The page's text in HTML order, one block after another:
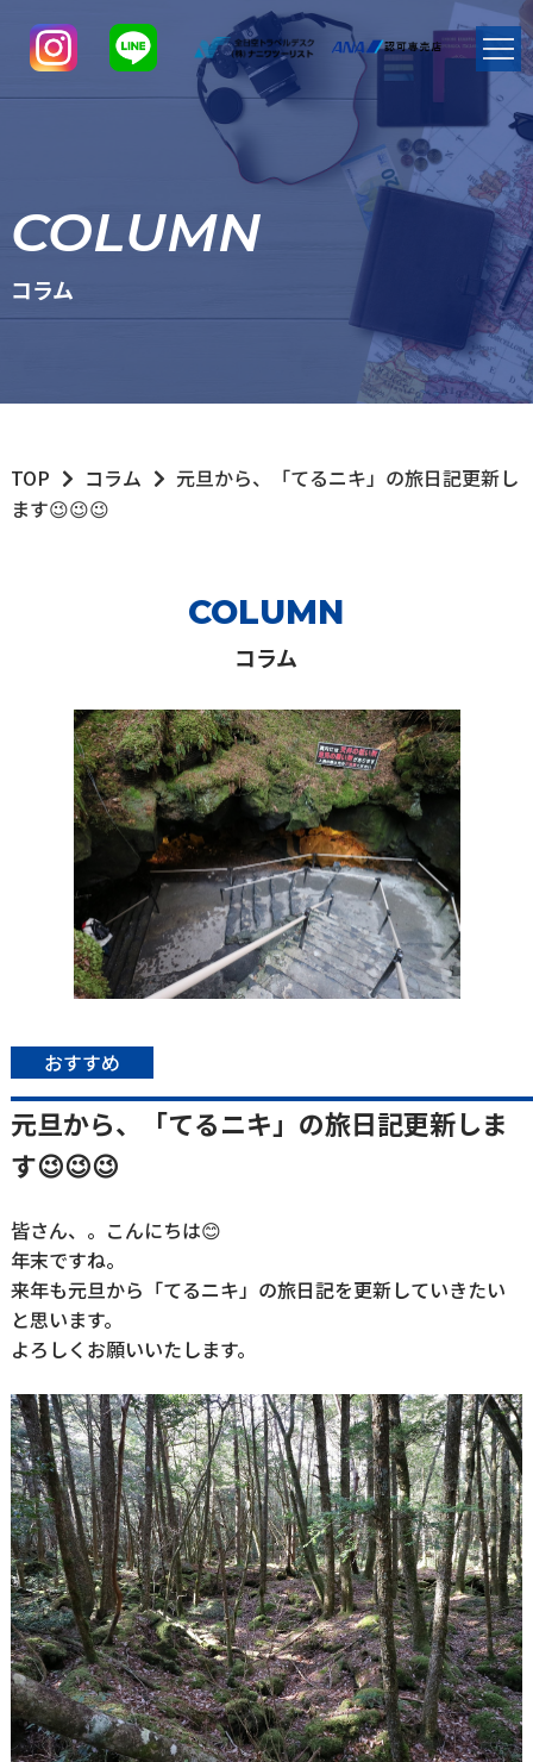
COLUMN
コラム
TOP コラム
元旦から、「てるニキ」の旅日記更新し
ます😉😉😉
COLUMN
コラム
おすすめ
元旦から、「てるニキ」の旅日記更新しま
す😉😉😉
皆さん、。こんにちは😊
年末ですね。
来年も元旦から「てるニキ」の旅日記を更新していきたい
と思います。
よろしくお願いいたします。